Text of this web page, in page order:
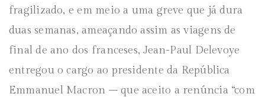
fragilizado, e em meio a uma greve que já dura
duas semanas, ameaçando assim as viagens de
final de ano dos franceses, Jean-Paul Delevoye
entregou o cargo ao presidente da República
Emmanuel Macron – que aceito a renúncia “com